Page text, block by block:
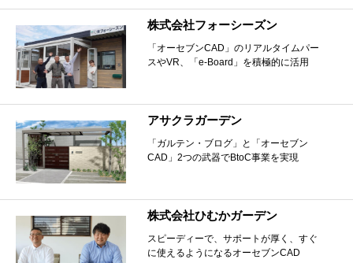
株式会社フォーシーズン
「オーセブンCAD」のリアルタイムパー
スやVR、「e-Board」を積極的に活用
アサクラガーデン
「ガルテン・ブログ」と「オーセブン
CAD」2つの武器でBtoC事業を実現
株式会社ひむかガーデン
スピーディーで、サポートが厚く、すぐ
に使えるようになるオーセブンCAD